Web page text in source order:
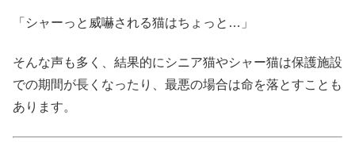
「シャーっと威嚇される猫はちょっと…」
そんな声も多く、結果的にシニア猫やシャー猫は保護施設
での期間が長くなったり、最悪の場合は命を落とすことも
あります。